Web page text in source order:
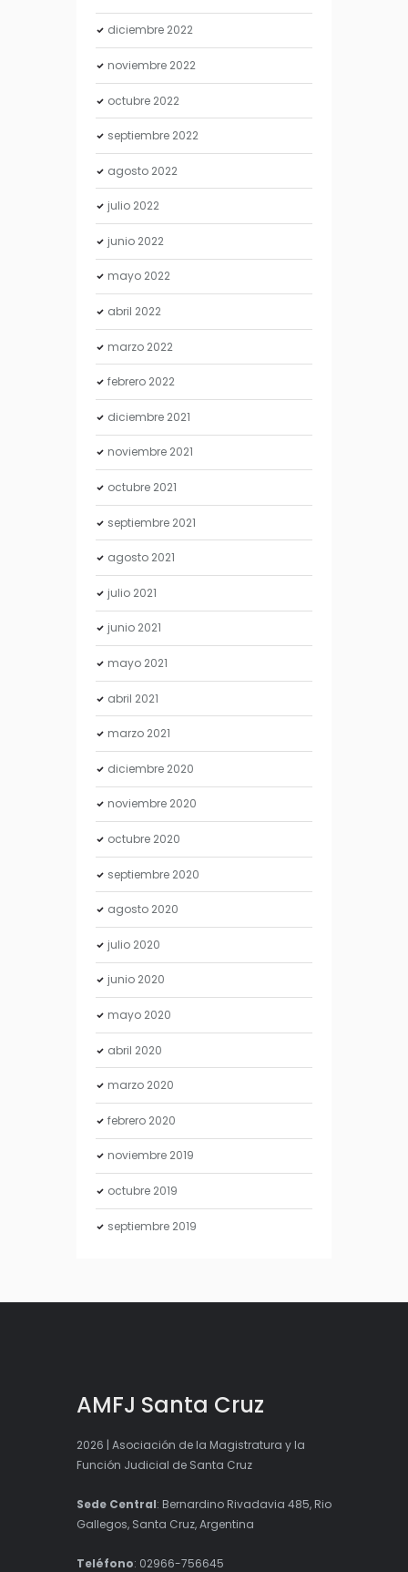
diciembre 2022
noviembre 2022
octubre 2022
septiembre 2022
agosto 2022
julio 2022
junio 2022
mayo 2022
abril 2022
marzo 2022
febrero 2022
diciembre 2021
noviembre 2021
octubre 2021
septiembre 2021
agosto 2021
julio 2021
junio 2021
mayo 2021
abril 2021
marzo 2021
diciembre 2020
noviembre 2020
octubre 2020
septiembre 2020
agosto 2020
julio 2020
junio 2020
mayo 2020
abril 2020
marzo 2020
febrero 2020
noviembre 2019
octubre 2019
septiembre 2019
AMFJ Santa Cruz
2026 | Asociación de la Magistratura y la
Función Judicial de Santa Cruz
Sede Central: Bernardino Rivadavia 485, Rio
Gallegos, Santa Cruz, Argentina
Teléfono: 02966-756645